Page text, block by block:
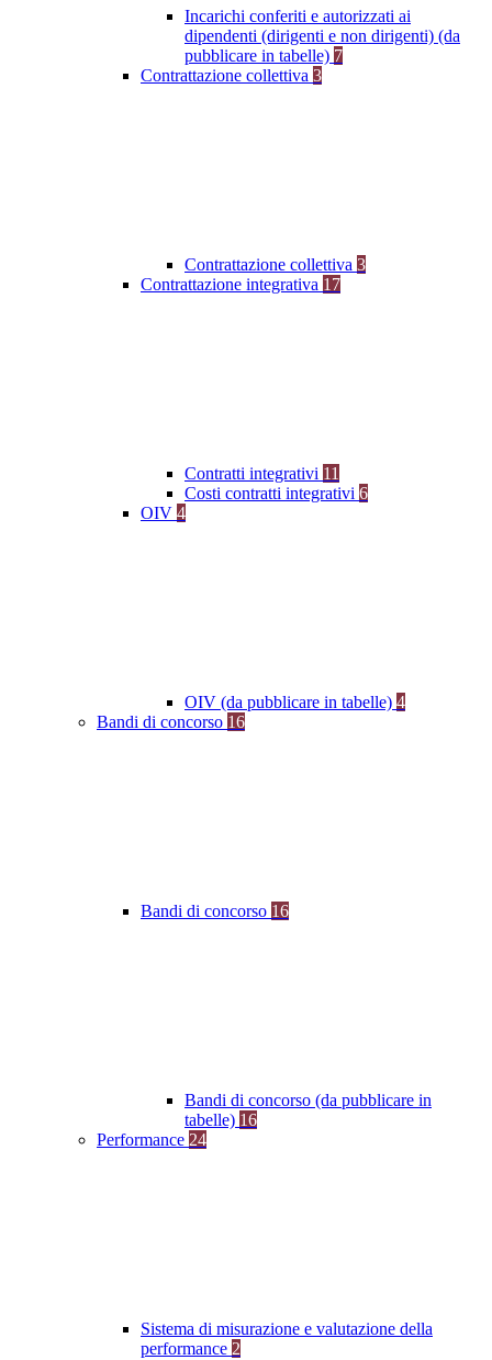
Incarichi conferiti e autorizzati ai
dipendenti (dirigenti e non dirigenti) (da
pubblicare in tabelle) 7
Contrattazione collettiva 3
Contrattazione collettiva 3
Contrattazione integrativa 17
Contratti integrativi 11
Costi contratti integrativi 6
OIV 4
OIV (da pubblicare in tabelle) 4
Bandi di concorso 16
Bandi di concorso 16
Bandi di concorso (da pubblicare in
tabelle) 16
Performance 24
Sistema di misurazione e valutazione della
performance 2